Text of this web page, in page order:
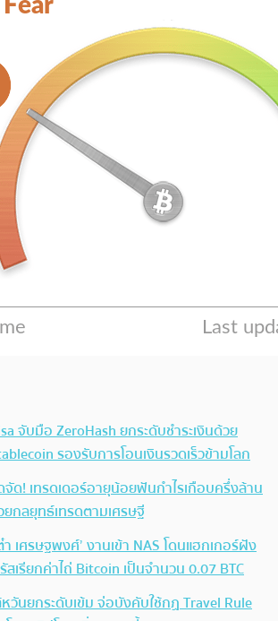
จับมือ ZeroHash ยกระดับชำระเงินด้วย
รองรับการโอนเงินรวดเร็วข้ามโลก
ด! เทรดเดอร์อายุน้อยฟันกำไรเกือบครึ่งล้าน
กลยุทธ์เทรดตามเศรษฐี
า เศรษฐพงศ์’ งานเข้า NAS โดนแฮกเกอร์ฝัง
สเรียกค่าไถ่ Bitcoin เป็นจำนวน 0.07 BTC
วันยกระดับเข้ม จ่อบังคับใช้กฏ Travel Rule